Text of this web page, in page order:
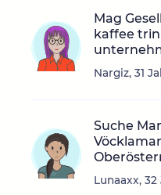
Mag
kaffee
Nargiz, 31
Suche
Lunaaxx,